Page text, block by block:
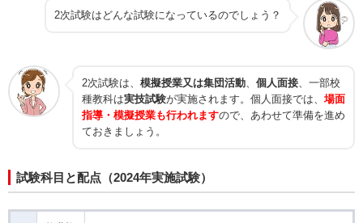
2次試験はどんな試験になっているのでしょう？
2次試験は、 模擬授業又は集団活動 個人面接 、一部校
種教科は実技試験が実施されます。個人面接では、 場面
指導・模擬授業も行われますので、あわせて準備を進め
ておきましょう。
試験科目と配点（2024年実施試験）